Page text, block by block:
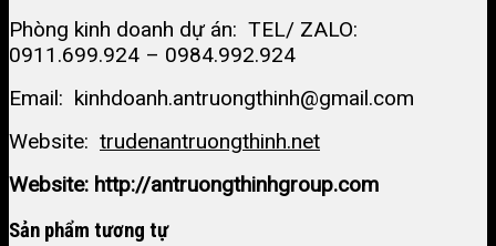
Phòng kinh doanh dự án: TEL/ ZALO:
0911.699.924 – 0984.992.924
Email: kinhdoanh.antruongthinh@gmail.com
Website: trudenantruongthinh.net
Website: http://antruongthinhgroup.com
Sản phẩm tương tự